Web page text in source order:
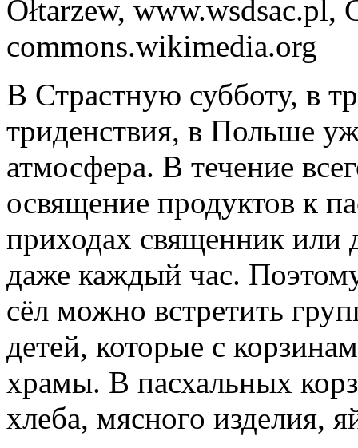
Ołtarzew, www.wsdsac.pl,
commons.wikimedia.org
В Страстную субботу, в
триденствия, в Польше
атмосфера. В течение
освящение продуктов к
приходах священник или
даже каждый час.
сёл можно встретить
детей, которые с
храмы. В пасхальных
хлеба, мясного изделия,